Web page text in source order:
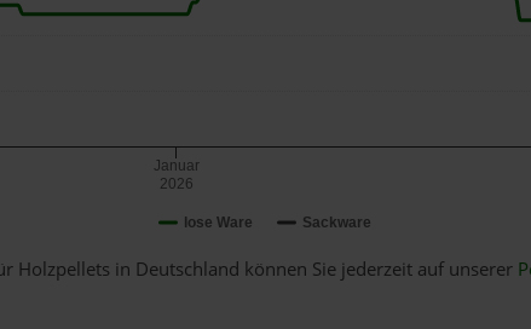
lose Ware Sackware
Januar
2026
Holzpellets in Deutschland können Sie jederzeit auf unserer